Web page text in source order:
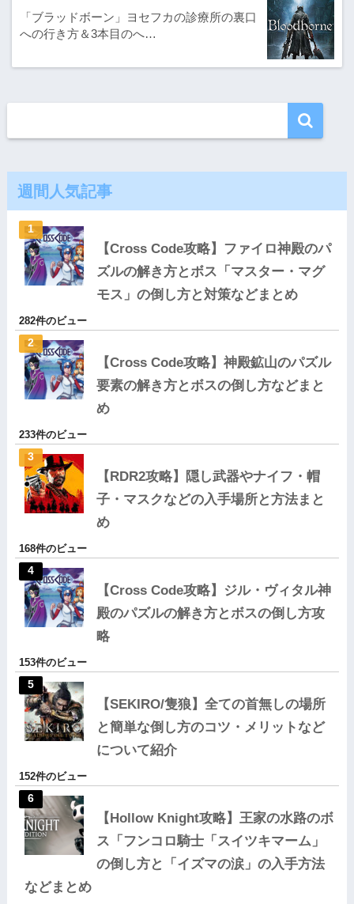
「ブラッドボーン」ヨセフカの診療所の裏口
への行き方＆3本目のへ…
週間人気記事
【Cross Code攻略】ファイロ神殿のパ
ズルの解き方とボス「マスター・マグ
モス」の倒し方と対策などまとめ
282件のビュー
【Cross Code攻略】神殿鉱山のパズル
要素の解き方とボスの倒し方などまと
め
233件のビュー
【RDR2攻略】隠し武器やナイフ・帽
子・マスクなどの入手場所と方法まと
め
168件のビュー
【Cross Code攻略】ジル・ヴィタル神
殿のパズルの解き方とボスの倒し方攻
略
153件のビュー
【SEKIRO/隻狼】全ての首無しの場所
と簡単な倒し方のコツ・メリットなど
について紹介
152件のビュー
【Hollow Knight攻略】王家の水路のボ
ス「フンコロ騎士「スイツキマーム」
の倒し方と「イズマの涙」の入手方法
などまとめ